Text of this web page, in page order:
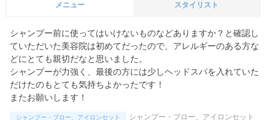
メニュー スタイリスト
シャンプー前に使ってはいけないものなどありますか？と確認し
ていただいた美容院は初めてだったので、アレルギーのある方な
どにとても親切だなと思いました。
シャンプーが力強く、最後の方には少しヘッドスパを入れていた
だけたのもとても気持ちよかったです！
またお願いします！
シャンプー・ブロー、アイロンセット シャンプー・ブロー、アイロンセット